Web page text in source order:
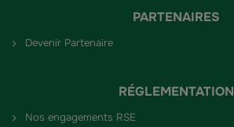
PARTENAIRES
Devenir Partenaire
RÉGLEMENTATION
Nos engagements RSE